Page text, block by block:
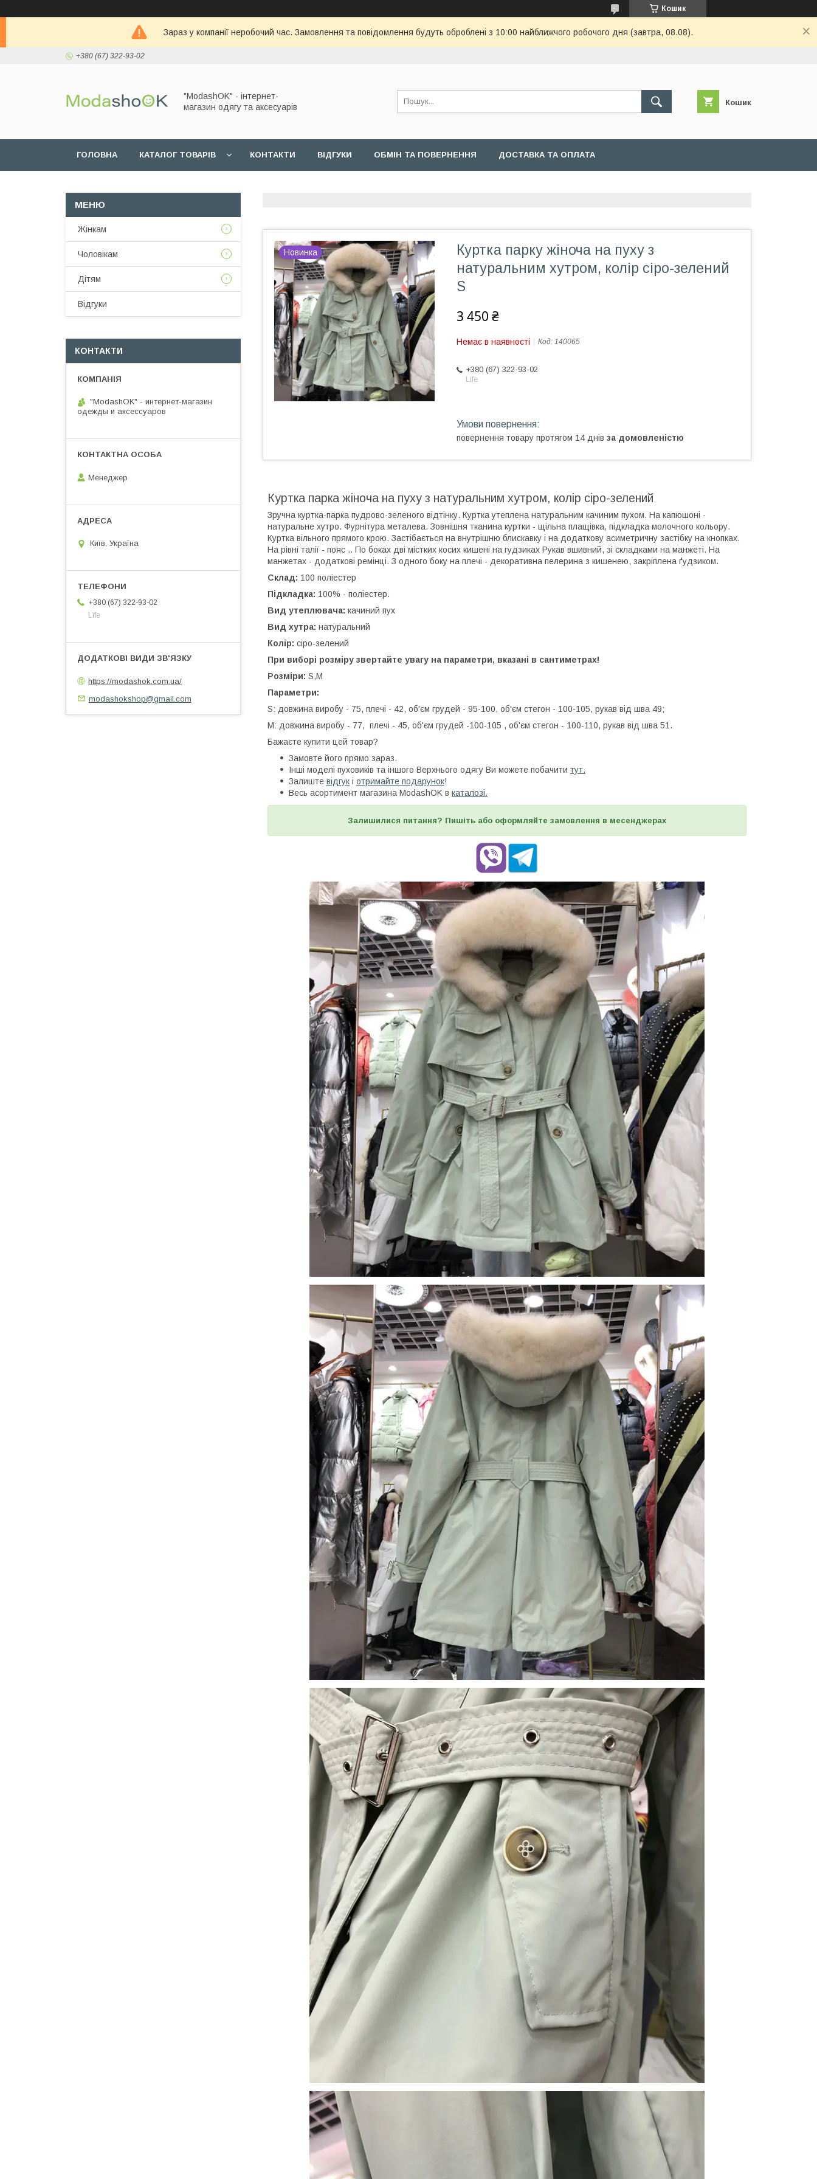
Кошик
Зараз у компанії неробочий час. Замовлення та повідомлення будуть оброблені з 10:00 найближчого робочого дня (завтра, 08.08).
+380 (67) 322-93-02
"ModashOK" - інтернет-
магазин одягу та аксесуарів
Кошик
ГОЛОВНА КАТАЛОГ ТОВАРІВ КОНТАКТИ ВІДГУКИ ОБМІН ТА ПОВЕРНЕННЯ ДОСТАВКА ТА ОПЛАТА
Новинка
Куртка парку жіноча на пуху з
натуральним хутром, колір сіро-зелений
S
3 450 ₴
Немає в наявності Код: 140065
+380 (67) 322-93-02
Life
повернення товару протягом 14 днів за домовленістю
Куртка парка жіноча на пуху з натуральним хутром, колір сіро-зелений
Зручна куртка-парка пудрово-зеленого відтінку. Куртка утеплена натуральним качиним пухом. На капюшоні -
натуральне хутро. Фурнітура металева. Зовнішня тканина куртки - щільна плащівка, підкладка молочного кольору.
Куртка вільного прямого крою. Застібається на внутрішню блискавку і на додаткову асиметричну застібку на кнопках.
На рівні талії - пояс .. По боках дві містких косих кишені на гудзиках Рукав вшивний, зі складками на манжеті. На
манжетах - додаткові ремінці. З одного боку на плечі - декоративна пелерина з кишенею, закріплена ґудзиком.
Склад: 100 поліестер
Підкладка: 100% - поліестер.
Вид утеплювача: качиний пух
Вид хутра: натуральний
Колір: сіро-зелений
При виборі розміру звертайте увагу на параметри, вказані в сантиметрах!
Розміри: S,М
Параметри:
S: довжина виробу - 75, плечі - 42, об'єм грудей - 95-100, об'єм стегон - 100-105, рукав від шва 49;
М: довжина виробу - 77, плечі - 45, об'єм грудей -100-105 , об'єм стегон - 100-110, рукав від шва 51.
Бажаєте купити цей товар?
Замовте його прямо зараз.
Інші моделі пуховиків та іншого Верхнього одягу Ви можете побачити тут.
Залиште відгук і отримайте подарунок!
Весь асортимент магазина ModashOK в каталозі.
Залишилися питання? Пишіть або оформляйте замовлення в месенджерах
Жінкам
Чоловікам
Дітям
Відгуки
КОНТАКТИ
"ModashOK" - интернет-магазин
одежды и аксессуаров
Менеджер
Київ, Україна
+380 (67) 322-93-02
Life
https://modashok.com.ua/
modashokshop@gmail.com